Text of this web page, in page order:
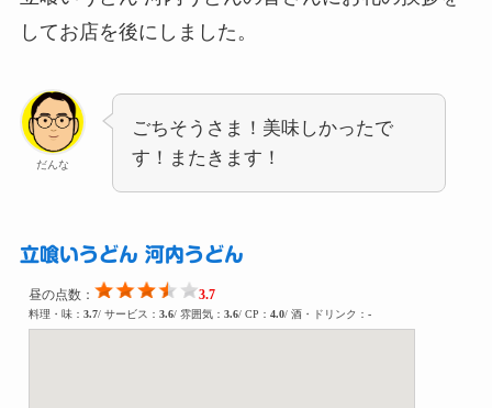
してお店を後にしました。
だんな
ごちそうさま！美味しかったで
す！またきます！
立喰いうどん 河内うどん